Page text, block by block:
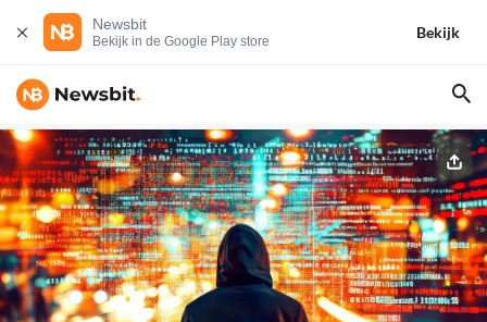
Newsbit
Bekijk in de Google Play store
Bekijk